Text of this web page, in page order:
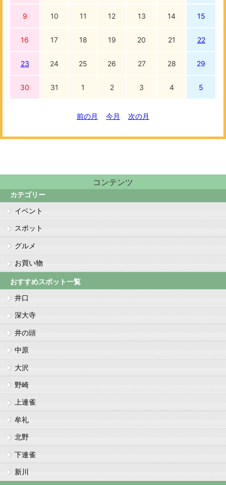
9 10 11 12 13 14 15
16 17 18 19 20 21 22
23 24 25 26 27 28 29
30 31 1 2 3 4 5
前の月 今月 次の月
コンテンツ
カテゴリー
イベント
スポット
グルメ
お買い物
おすすめスポット一覧
井口
深大寺
井の頭
中原
大沢
野崎
上連雀
牟礼
北野
下連雀
新川